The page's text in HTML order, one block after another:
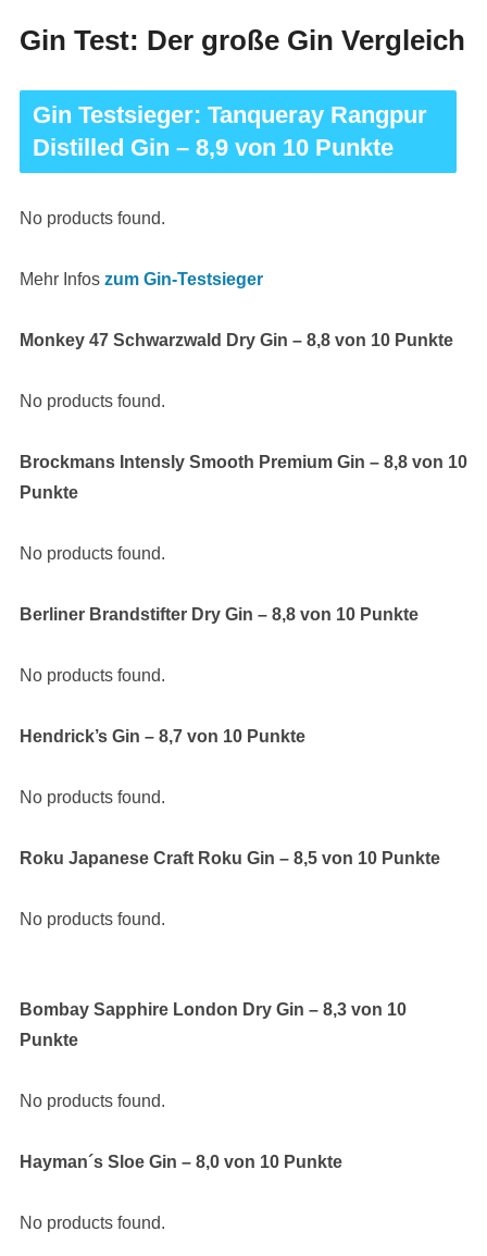
Gin Test: Der große Gin Vergleich
Gin Testsieger: Tanqueray Rangpur
Distilled Gin – 8,9 von 10 Punkte
No products found.
Mehr Infos zum Gin-Testsieger
Monkey 47 Schwarzwald Dry Gin – 8,8 von 10 Punkte
No products found.
Brockmans Intensly Smooth Premium Gin – 8,8 von 10
Punkte
No products found.
Berliner Brandstifter Dry Gin – 8,8 von 10 Punkte
No products found.
Hendrick’s Gin – 8,7 von 10 Punkte
No products found.
Roku Japanese Craft Roku Gin – 8,5 von 10 Punkte
No products found.
Bombay Sapphire London Dry Gin – 8,3 von 10
Punkte
No products found.
Hayman´s Sloe Gin – 8,0 von 10 Punkte
No products found.